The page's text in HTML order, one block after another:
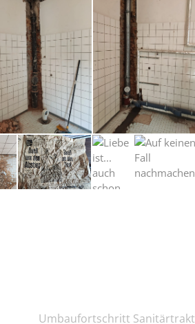
Umbaufortschritt Sanitärtrakt